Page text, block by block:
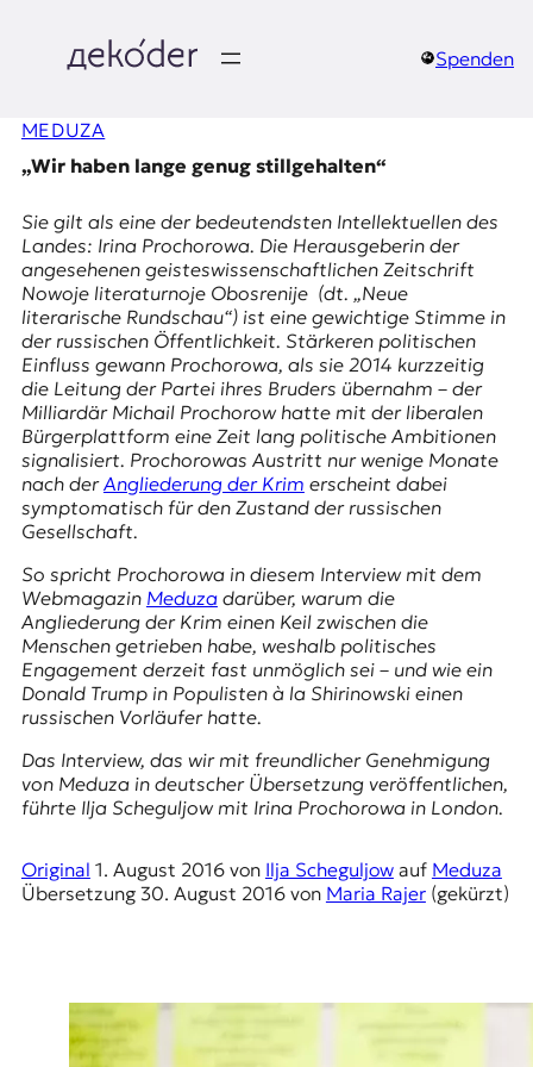
springen
e
k
o
d
e
r
|
D
E
K
O
D
E
R
s
s
Spenden
MEDUZA
„Wir haben lange genug stillgehalten“
Sie gilt als eine der bedeutendsten Intellektuellen des
Landes: Irina Prochorowa. Die Herausgeberin der
angesehenen geisteswissenschaftlichen Zeitschrift
Nowoje literaturnoje Obosrenije(dt. „Neue
literarische Rundschau“) ist eine gewichtige Stimme in
der russischen Öffentlichkeit. Stärkeren politischen
Einfluss gewann Prochorowa, als sie 2014 kurzzeitig
die Leitung der Partei ihres Bruders übernahm – der
Milliardär Michail Prochorow hatte mit der liberalen
Bürgerplattform eine Zeit lang politische Ambitionen
signalisiert. Prochorowas Austritt nur wenige Monate
nach derAngliederung der Krim erscheint dabei
symptomatisch für den Zustand der russischen
Gesellschaft.
So spricht Prochorowa in diesem Interview mit dem
Webmagazin Meduzadarüber, warum die
Angliederung der Krim einen Keil zwischen die
Menschen getrieben habe, weshalb politisches
Engagement derzeit fast unmöglich sei – und wie ein
Donald Trump in Populisten à la Shirinowski einen
russischen Vorläufer hatte.
Das Interview, das wir mit freundlicher Genehmigung
von Meduzain deutscher Übersetzung veröffentlichen,
führte Ilja Scheguljow mit Irina Prochorowa in London.
Original 1. August 2016von Ilja Scheguljowauf Meduza
Übersetzung 30. August 2016von Maria Rajer(gekürzt)